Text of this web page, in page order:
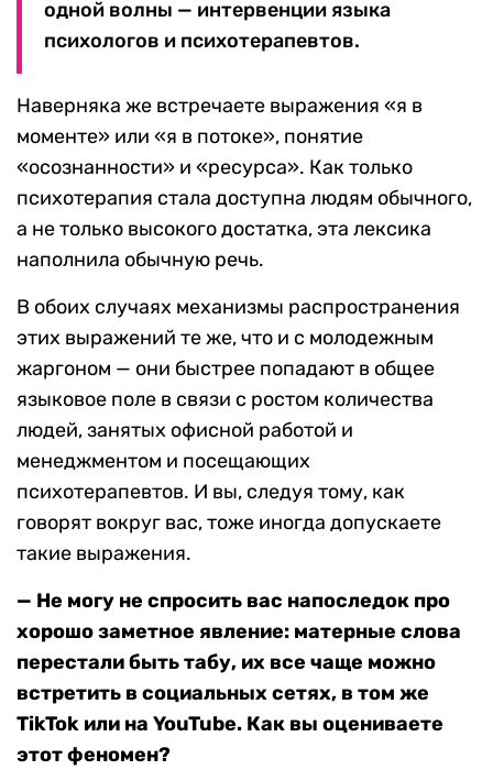
одной волны — интервенции языка
психологов и психотерапевтов.
Наверняка же встречаете выражения «я в
моменте» или «я в потоке», понятие
«осознанности» и «ресурса». Как только
психотерапия стала доступна людям обычного,
а не только высокого достатка, эта лексика
наполнила обычную речь.
В обоих случаях механизмы распространения
этих выражений те же, что и с молодежным
жаргоном — они быстрее попадают в общее
языковое поле в связи с ростом количества
людей, занятых офисной работой и
менеджментом и посещающих
психотерапевтов. И вы, следуя тому, как
говорят вокруг вас, тоже иногда допускаете
такие выражения.
— Не могу не спросить вас напоследок про
хорошо заметное явление: матерные слова
перестали быть табу, их все чаще можно
встретить в социальных сетях, в том же
TikTok или на YouTube. Как вы оцениваете
этот феномен?